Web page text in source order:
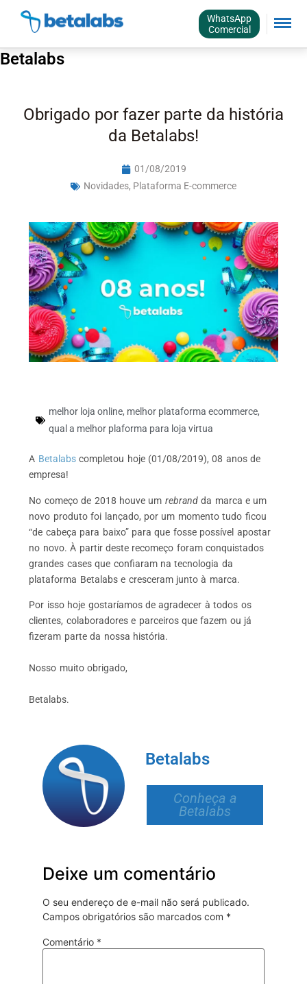
WhatsApp
Comercial
Betalabs
Obrigado por fazer parte da história
da Betalabs!
01/08/2019
Novidades, Plataforma E-commerce
melhor loja online, melhor plataforma ecommerce,
qual a melhor plaforma para loja virtua
A Betalabscompletou hoje (01/08/2019), 08 anos de
empresa!
No começo de 2018 houve um rebrandda marca e um
novo produto foi lançado, por um momento tudo ficou
“de cabeça para baixo” para que fosse possível apostar
no novo. À partir deste recomeço foram conquistados
grandes cases que confiaram na tecnologia da
plataforma Betalabs e cresceram junto à marca.
Por isso hoje gostaríamos de agradecer à todos os
clientes, colaboradores e parceiros que fazem ou já
fizeram parte da nossa história.
Nosso muito obrigado,
Betalabs.
Betalabs
Conheça a
Betalabs
Deixe um comentário
O seu endereço de e-mail não será publicado.
Campos obrigatórios são marcados com *
Comentário *